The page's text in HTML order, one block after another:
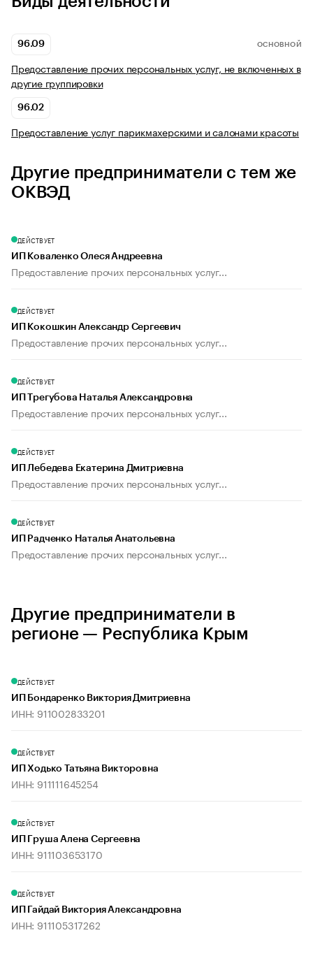
96.09 ОСНОВНОЙ
Предоставление прочих персональных услуг, не включенных в
другие группировки
96.02
Предоставление услуг парикмахерскими и салонами красоты
Другие предприниматели с тем же
ОКВЭД
ДЕЙСТВУЕТ
ИП Коваленко Олеся Андреевна
Предоставление прочих персональных услуг...
ДЕЙСТВУЕТ
ИП Кокошкин Александр Сергеевич
Предоставление прочих персональных услуг...
ДЕЙСТВУЕТ
ИП Трегубова Наталья Александровна
Предоставление прочих персональных услуг...
ДЕЙСТВУЕТ
ИП Лебедева Екатерина Дмитриевна
Предоставление прочих персональных услуг...
ДЕЙСТВУЕТ
ИП Радченко Наталья Анатольевна
Предоставление прочих персональных услуг...
Другие предприниматели в
регионе — Республика Крым
ДЕЙСТВУЕТ
ИП Бондаренко Виктория Дмитриевна
ИНН: 911002833201
ДЕЙСТВУЕТ
ИП Ходько Татьяна Викторовна
ИНН: 911111645254
ДЕЙСТВУЕТ
ИП Груша Алена Сергеевна
ИНН: 911103653170
ДЕЙСТВУЕТ
ИП Гайдай Виктория Александровна
ИНН: 911105317262